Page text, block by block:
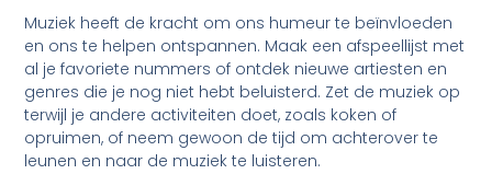
Muziek heeft de kracht om ons humeur te beïnvloeden
en ons te helpen ontspannen. Maak een afspeellijst met
al je favoriete nummers of ontdek nieuwe artiesten en
genres die je nog niet hebt beluisterd. Zet de muziek op
terwijl je andere activiteiten doet, zoals koken of
opruimen, of neem gewoon de tijd om achterover te
leunen en naar de muziek te luisteren.